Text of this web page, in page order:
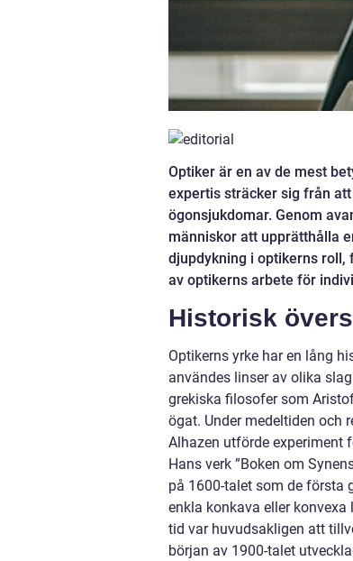
Optiker är en av de mest
expertis sträcker sig från
ögonsjukdomar. Genom
människor att upprätthålla
djupdykning i optikerns roll,
av optikerns arbete för
Historisk
Optikerns yrke har en lång
användes linser av olika
grekiska filosofer som
ögat. Under medeltiden och
Alhazen utförde experiment
Hans verk ”Boken om
på 1600-talet som de första
enkla konkava eller
tid var huvudsakligen att
början av 1900-talet